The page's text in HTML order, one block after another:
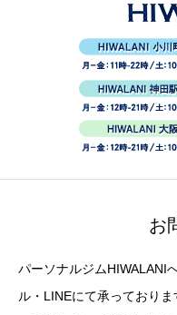
お
パーソナルジムHIWALANI
ル・LINEにて承っておりま